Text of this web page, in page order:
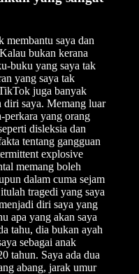
membantu saya dan
bukan kerana
buku yang saya tak
yang saya tak
juga banyak
diri saya. Memang luar
yang orang
disleksia dan
tentang gangguan
explosive
memang boleh
dalam cuma sejam
tragedi yang saya
diri saya yang
apa yang akan saya
tahu, dia bukan ayah
sebagai anak
tahun. Saya ada dua
abang, jarak umur